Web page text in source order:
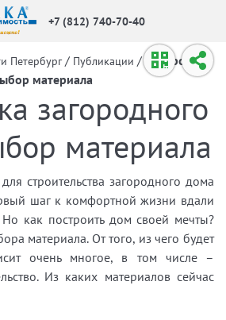
+7 (812) 740-70-40
Петербург / Публикации / Постройка
материала
загородного
материала
строительства загородного дома
шаг к комфортной жизни вдали
Но как построить дом своей мечты?
материала. От того, из чего будет
очень многое, в том числе –
Из каких материалов сейчас